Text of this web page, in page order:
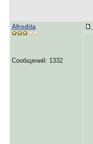
Afrodita
Сообщений: 1332